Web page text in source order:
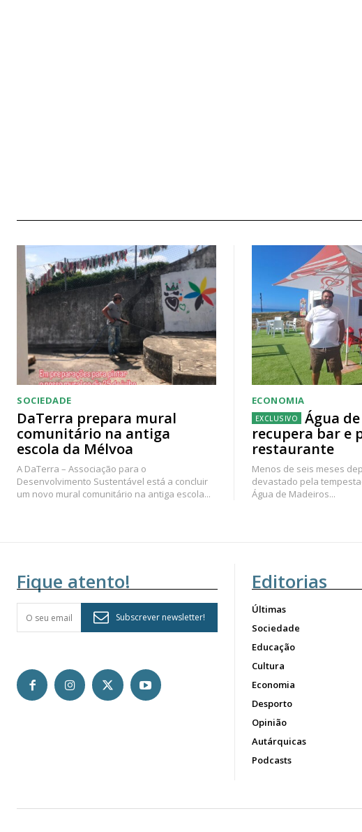
SOCIEDADE
DaTerra prepara mural
comunitário na antiga
escola da Mélvoa
A DaTerra – Associação para o
Desenvolvimento Sustentável está a concluir
um novo mural comunitário na antiga escola...
ECONOMIA
Água
recupera bar e
restaurante
Menos de seis meses
devastado pela
Água de Madeiros...
Fique atento!
Subscrever newsletter!
Editorias
Últimas
Sociedade
Educação
Cultura
Economia
Desporto
Opinião
Autárquicas
Podcasts